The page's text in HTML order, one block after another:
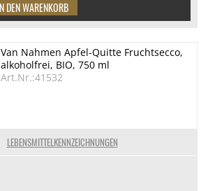
LEBENSMITTELKENNZEICHNUNGEN
Van Nahmen Apfel-Quitte Fruchtsecco,
alkoholfrei, BIO, 750 ml
Art.Nr.:41532